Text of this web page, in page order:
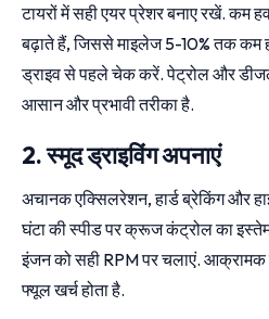
टायरों में सही एयर प्रेशर बनाए रखें. कम
बढ़ाते हैं, जिससे माइलेज 5-10% तक कम
ड्राइव से पहले चेक करें. पेट्रोल और
आसान और प्रभावी तरीका है.
2. स्मूद ड्राइविंग अपनाएं
अचानक एक्सिलरेशन, हार्ड ब्रेकिंग और
घंटा की स्पीड पर क्रूज कंट्रोल का
इंजन को सही RPM पर चलाएं. आक्रामक
फ्यूल खर्च होता है.